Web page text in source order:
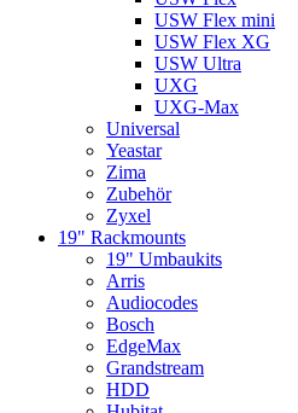
USW Flex mini
USW Flex XG
USW Ultra
UXG
UXG-Max
Universal
Yeastar
Zima
Zubehör
Zyxel
19" Rackmounts
19" Umbaukits
Arris
Audiocodes
Bosch
EdgeMax
Grandstream
HDD